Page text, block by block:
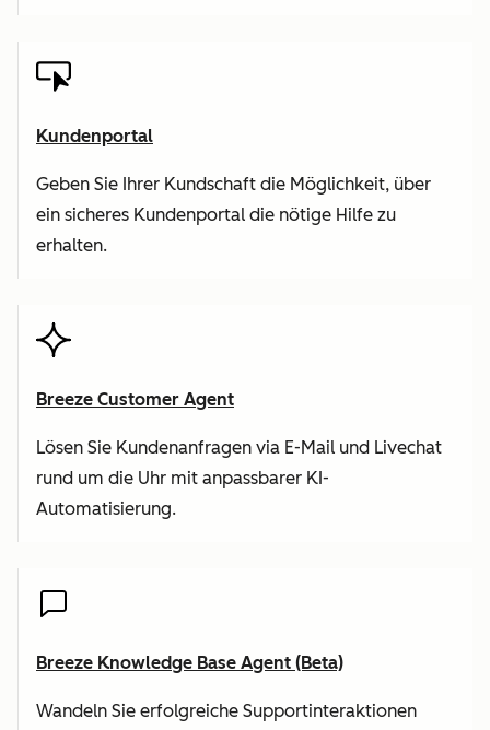
Kundenportal
Geben Sie Ihrer Kundschaft die Möglichkeit, über
ein sicheres Kundenportal die nötige Hilfe zu
erhalten.
Breeze Customer Agent
Lösen Sie Kundenanfragen via E-Mail und Livechat
rund um die Uhr mit anpassbarer KI-
Automatisierung.
Breeze Knowledge Base Agent (Beta)
Wandeln Sie erfolgreiche Supportinteraktionen